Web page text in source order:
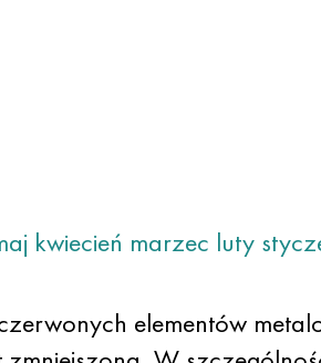
kwiecień marzec luty
elementów